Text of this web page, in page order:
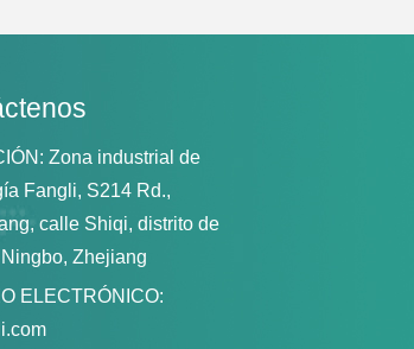
Zona industrial de
Fangli, S214 Rd.,
calle Shiqi, distrito de
Zhejiang
ELECTRÓNICO: